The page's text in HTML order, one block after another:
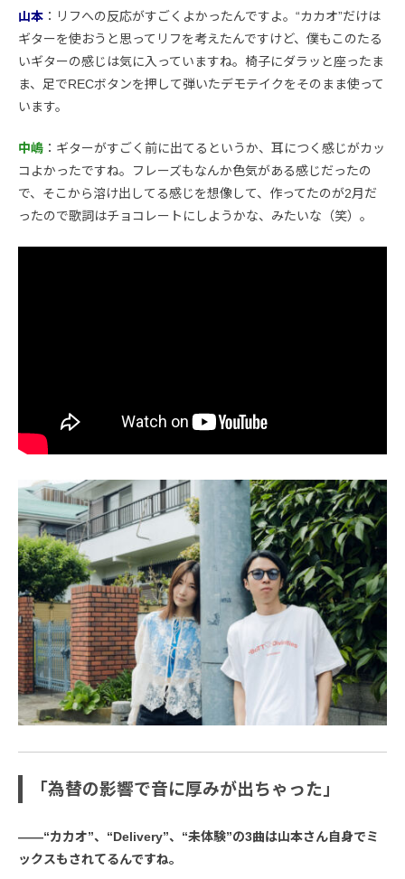
山本 ：リフへの反応がすごくよかったんですよ。“カカオ”だけは
ギターを使おうと思ってリフを考えたんですけど、僕もこのたる
いギターの感じは気に入っていますね。椅子にダラッと座ったま
ま、足でRECボタンを押して弾いたデモテイクをそのまま使って
います。
中嶋 ：ギターがすごく前に出てるというか、耳につく感じがカッ
コよかったですね。フレーズもなんか色気がある感じだったの
で、そこから溶け出してる感じを想像して、作ってたのが2月だ
ったので歌詞はチョコレートにしようかな、みたいな（笑）。
「為替の影響で音に厚みが出ちゃった」
――“カカオ”、“Delivery”、“未体験”の3曲は山本さん自身でミ
ックスもされてるんですね。